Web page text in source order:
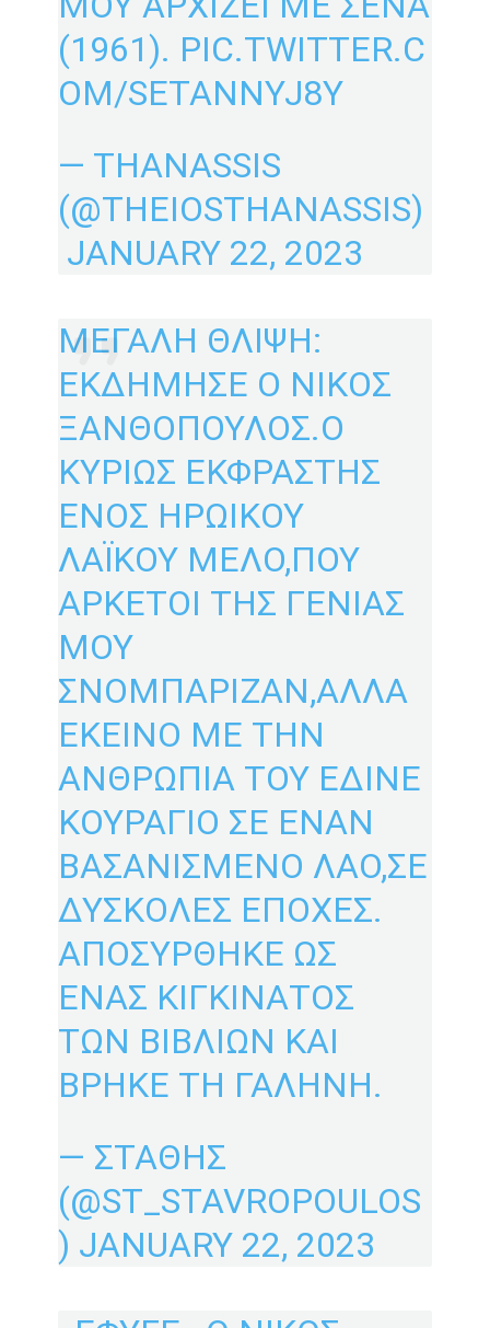
(1961). PIC.TWITTER.C
OM/SETANNYJ8Y
— THANASSIS
(@THEIOSTHANASSIS)
JANUARY 22, 2023
ΜΕΓΑΛΗ ΘΛΙΨΗ:
ΕΚΔΗΜΗΣΕ Ο ΝΙΚΟΣ
ΞΑΝΘΟΠΟΥΛΟΣ.Ο
ΚΥΡΙΩΣ ΕΚΦΡΑΣΤΗΣ
ΕΝΟΣ ΗΡΩΙΚΟΥ
ΛΑΪΚΟΥ ΜΕΛΟ,ΠΟΥ
ΑΡΚΕΤΟΙ ΤΗΣ ΓΕΝΙΑΣ
ΜΟΥ
ΣΝΟΜΠΑΡΙΖΑΝ,ΑΛΛΑ
ΕΚΕΙΝΟ ΜΕ ΤΗΝ
ΑΝΘΡΩΠΙΑ ΤΟΥ ΕΔΙΝΕ
ΚΟΥΡΑΓΙΟ ΣΕ ΕΝΑΝ
ΒΑΣΑΝΙΣΜΕΝΟ ΛΑΟ,ΣΕ
ΔΥΣΚΟΛΕΣ ΕΠΟΧΕΣ.
ΑΠΟΣΥΡΘΗΚΕ ΩΣ
ΕΝΑΣ ΚΙΓΚΙΝΑΤΟΣ
ΤΩΝ ΒΙΒΛΙΩΝ ΚΑΙ
ΒΡΗΚΕ ΤΗ ΓΑΛΗΝΗ.
— ΣΤΑΘΗΣ
(@ST_STAVROPOULOS
) JANUARY 22, 2023